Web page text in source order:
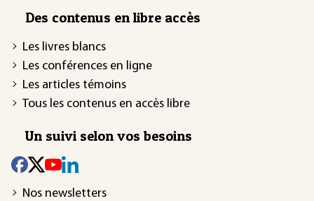
Des contenus en libre accès
Les livres blancs
Les conférences en ligne
Les articles témoins
Tous les contenus en accès libre
Un suivi selon vos besoins
Nos newsletters